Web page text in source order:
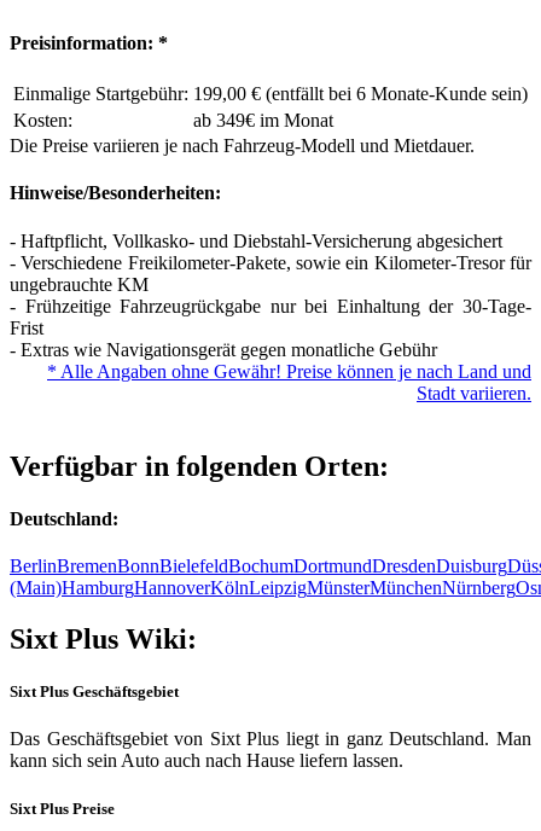
Preisinformation: *
Einmalige Startgebühr: 199,00 € (entfällt bei 6 Monate-Kunde sein)
Kosten:
ab 349€ im Monat
Die Preise variieren je nach Fahrzeug-Modell und Mietdauer.
Hinweise/Besonderheiten:
- Haftpflicht, Vollkasko- und Diebstahl-Versicherung abgesichert
- Verschiedene Freikilometer-Pakete, sowie ein Kilometer-Tresor für
ungebrauchte KM
- Frühzeitige Fahrzeugrückgabe nur bei Einhaltung der 30-Tage-
Frist
- Extras wie Navigationsgerät gegen monatliche Gebühr
* Alle Angaben ohne Gewähr! Preise können je nach Land und
Stadt variieren.
Verfügbar in folgenden Orten:
Deutschland:
BerlinBremenBonnBielefeldBochumDortmundDresdenDuisburg
(Main)HamburgHannoverKölnLeipzigMünsterMünchenNürnberg
Sixt Plus Wiki:
Sixt Plus Geschäftsgebiet
Das Geschäftsgebiet von Sixt Plus liegt in ganz Deutschland. Man
kann sich sein Auto auch nach Hause liefern lassen.
Sixt Plus Preise